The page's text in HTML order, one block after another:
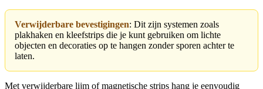
Verwijderbare bevestigingen: Dit zijn systemen zoals
plakhaken en kleefstrips die je kunt gebruiken om lichte
objecten en decoraties op te hangen zonder sporen achter te
laten.
Met verwijderbare lijm of magnetische strips hang je eenvoudig